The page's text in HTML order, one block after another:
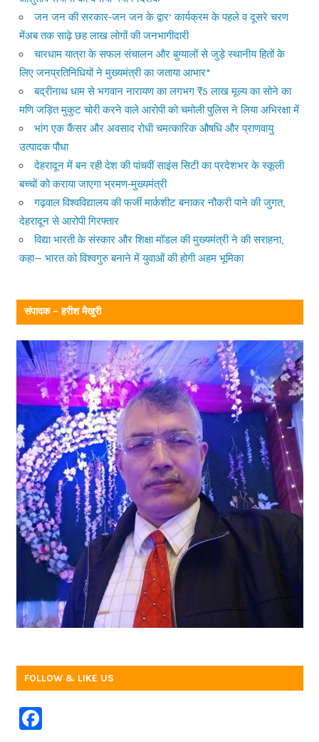
जन जन की सरकार-जन जन के द्वार’ कार्यक्रम के पहले व दूसरे चरण
मेंअब तक साढ़े छह लाख लोगों की जनभागीदारी
चारधाम यात्रा के सफल संचालन और बुग्यालों से जुड़े स्थानीय हितों के
लिए जनप्रतिनिधियों ने मुख्यमंत्री का जताया आभार*
बद्रीनाथ धाम से भगवान नारायण का लगभग ₹5 लाख मूल्य का सोने का
मणि जड़ित मुकुट चोरी करने वाले आरोपी को चमोली पुलिस ने लिया अभिरक्षा में
भांग एक कैंसर और अवसाद रोधी चमत्कारिक औषधि और प्राणवायु
उत्पादक पौधा
देहरादून में बन रही देश की पांचवीं साइंस सिटी का प्रदेशभर के स्कूली
बच्चों को कराया जाएगा भ्रमण-मुख्यमंत्री
गढ़वाल विश्वविद्यालय की फर्जी मार्कशीट बनाकर नौकरी पाने की जुगत,
देहरादून से आरोपी गिरफ्तार
विद्या भारती के संस्कार और शिक्षा मॉडल की मुख्यमंत्री ने की सराहना,
कहा— भारत को विश्वगुरु बनाने में युवाओं की होगी अहम भूमिका
संपादक – हरीश मैखुरी
FOLLOW & LIKE US
F